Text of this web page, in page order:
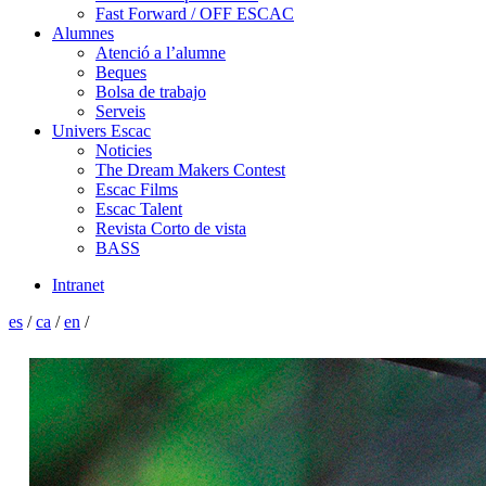
Fast Forward / OFF ESCAC
Alumnes
Atenció a l’alumne
Beques
Bolsa de trabajo
Serveis
Univers Escac
Noticies
The Dream Makers Contest
Escac Films
Escac Talent
Revista Corto de vista
BASS
Intranet
es /ca /en /